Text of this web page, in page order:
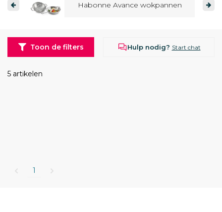
Habonne Avance wokpannen
Hulp nodig? Start chat
5 artikelen
1
Toon de filters